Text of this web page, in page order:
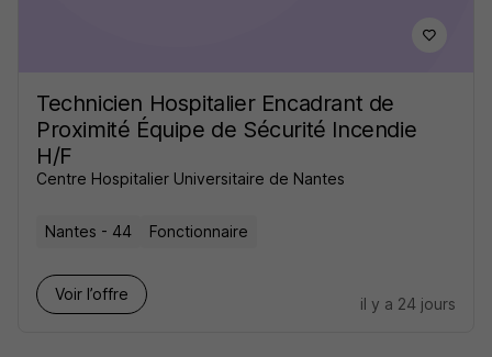
Technicien Hospitalier Encadrant de
Proximité Équipe de Sécurité Incendie
H/F
Centre Hospitalier Universitaire de Nantes
Nantes - 44 Fonctionnaire
Voir l’offre
il y a 24 jours